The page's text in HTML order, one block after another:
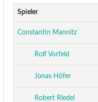
Spieler
Constantin Mannitz
Rolf Vorfeld
Jonas Höfer
Robert Riedel